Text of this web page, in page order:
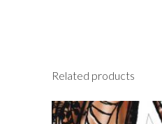
Related products